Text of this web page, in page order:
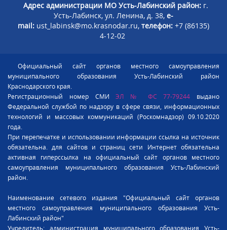
Адрес администрации МО Усть-Лабинский район: г.
Усть-Лабинск, ул. Ленина, д. 38, e-
mail: ust_labinsk@mo.krasnodar.ru, телефон: +7 (86135)
4-12-02
Официальный сайт органов местного самоуправления
муниципального образования Усть-Лабинский район
Краснодарского края.
Регистрационный номер СМИЭЛ № ФС 77-79244 выдано
Федеральной службой по надзору в сфере связи, информационных
технологий и массовых коммуникаций (Роскомнадзор) 09.10.2020
года.
При перепечатке и использовании информации ссылка на источник
обязательна. для сайтов и страниц сети Интернет обязательна
активная гиперссылка на официальный сайт органов местного
самоуправления муниципального образования Усть-Лабинский
район.
Наименование сетевого издания "Официальный сайт органов
местного самоуправления муниципального образования Усть-
Лабинский район"
Учредитель: администрация муниципального образования Усть-